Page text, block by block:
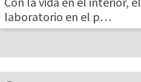
2026
laboratorio en el p…